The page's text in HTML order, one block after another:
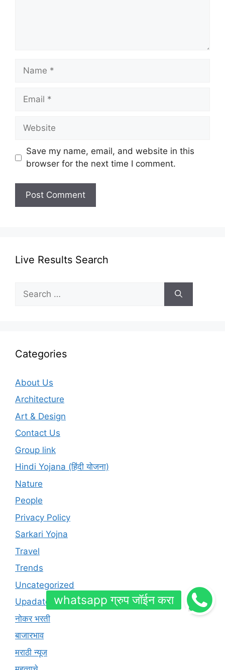
Name
Email
Website
Save my name, email, and website in this
browser for the next time I comment.
Live Results Search
for:
Categories
About Us
Architecture
Art & Design
Contact Us
Group link
Hindi Yojana (हिंदी योजना)
Nature
People
Privacy Policy
Sarkari Yojna
Travel
Trends
Uncategorized
Upadates
नोकर भरती
बाजारभाव
मराठी न्यूज